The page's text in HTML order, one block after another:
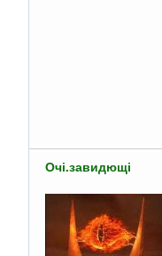
Очі.завидющі